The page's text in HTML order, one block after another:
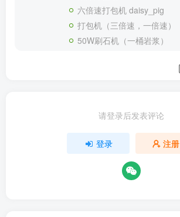
六倍速打包机 daisy_pig
打包机（三倍速，一倍速）
50W刷石机（一桶岩浆）
请登录后发表评论
登录 注册